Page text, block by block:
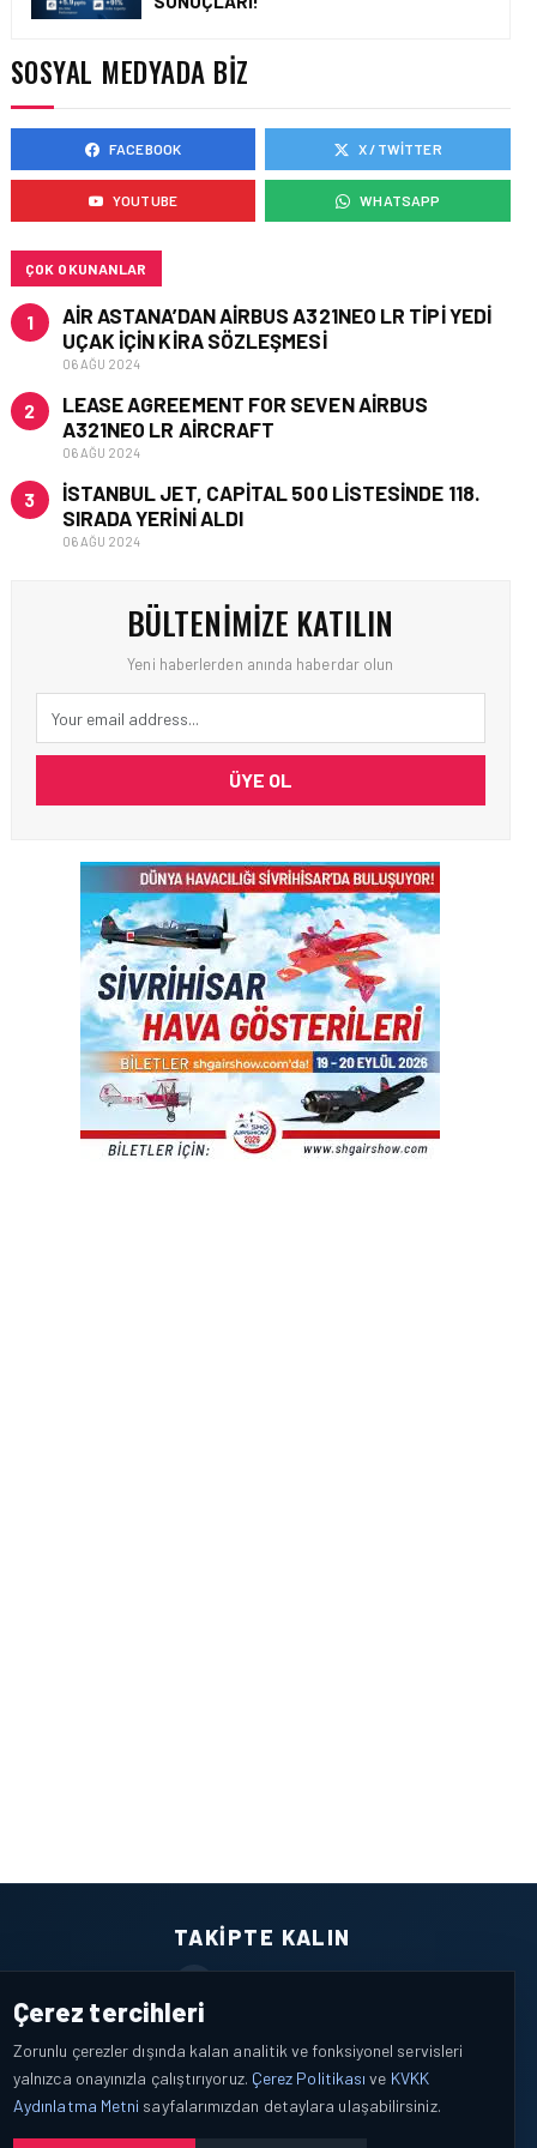
YENI DÖNEM BAŞLIYOR VE
İŞ İLANLARI • 16 MAY 2026
EMIRATES AĞUSTOS’TA
İSTANBUL’DA TEKNISYEN
ROADSHOW DÜZENLIYOR!
SOSYAL MEDYADA BIZ
FACEBOOK X / TWITTER
YOUTUBE WHATSAPP
ÇOK OKUNANLAR
1
AIR ASTANA’DAN AIRBUS A321NEO LR TIPI YEDI
UÇAK IÇIN KIRA SÖZLEŞMESI
06 AĞU 2024
2
LEASE AGREEMENT FOR SEVEN AIRBUS
A321NEO LR AIRCRAFT
06 AĞU 2024
3
İSTANBUL JET, CAPITAL 500 LISTESINDE 118.
SIRADA YERINI ALDI
06 AĞU 2024
BÜLTENIMIZE KATILIN
Yeni haberlerden anında haberdar olun
ÜYE OL
TAKIPTE KALIN
YouTube
Çerez tercihleri
Zorunlu çerezler dışında kalan analitik ve fonksiyonel servisleri
yalnızca onayınızla çalıştırıyoruz. Çerez Politikası ve KVKK
Aydınlatma Metni sayfalarımızdan detaylara ulaşabilirsiniz.